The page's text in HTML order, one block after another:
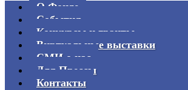
О Фонде
События
Конкурсы и гранты
Виртуальные выставки
СМИ о нас
Для Прессы
Контакты